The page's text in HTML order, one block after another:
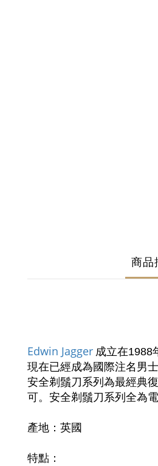
商品
Edwin Jagger 成立在1988
現在已經成為國際注名男
安全剃鬚刀系列為最經典
可。安全剃鬚刀系列全為
產地：英國
特點：